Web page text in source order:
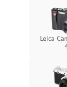
Leica